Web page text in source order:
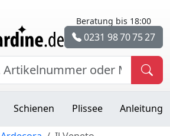
Beratung bis 18:00
0231 98 70 75 27
Schienen Plissee Anleitung